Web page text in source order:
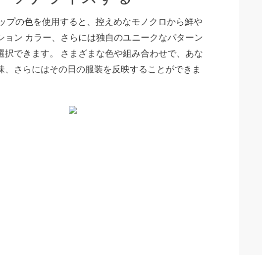
プの色を使用すると、控えめなモノクロから鮮や
ョン カラー、さらには独自のユニークなパターン
択できます。 さまざまな色や組み合わせで、あな
、さらにはその日の服装を反映することができま